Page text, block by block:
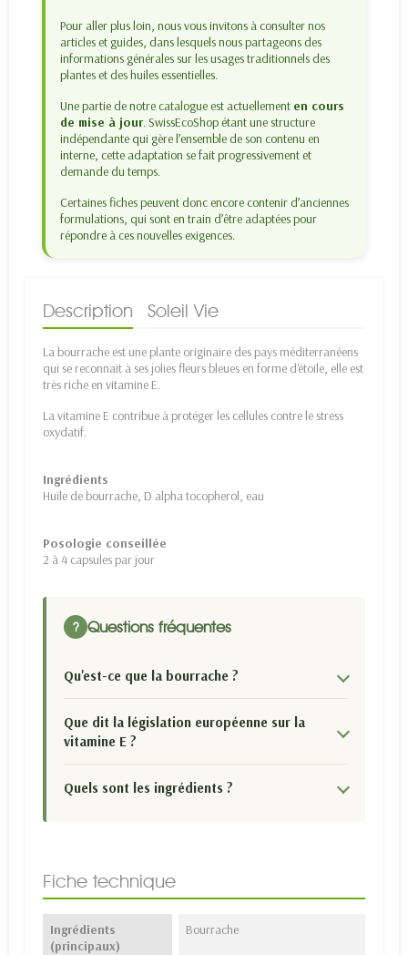
Pour aller plus loin, nous vous invitons à consulter nos
articles et guides, dans lesquels nous partageons des
informations générales sur les usages traditionnels des
plantes et des huiles essentielles.
Une partie de notre catalogue est actuellement en cours
de mise à jour. SwissEcoShop étant une structure
indépendante qui gère l’ensemble de son contenu en
interne, cette adaptation se fait progressivement et
demande du temps.
Certaines fiches peuvent donc encore contenir d’anciennes
formulations, qui sont en train d’être adaptées pour
répondre à ces nouvelles exigences.
Description Soleil Vie
La bourrache est une plante originaire des pays méditerranéens
qui se reconnait à ses jolies fleurs bleues en forme d'étoile, elle est
très riche en vitamine E.
La vitamine E contribue à protéger les cellules contre le stress
oxydatif.
Ingrédients
Huile de bourrache, D alpha tocopherol, eau
Posologie conseillée
2 à 4 capsules par jour
? Questions fréquentes
Qu'est-ce que la bourrache ?
Que dit la législation européenne sur la
vitamine E ?
Quels sont les ingrédients ?
Fiche technique
Ingrédients
(principaux)
Bourrache